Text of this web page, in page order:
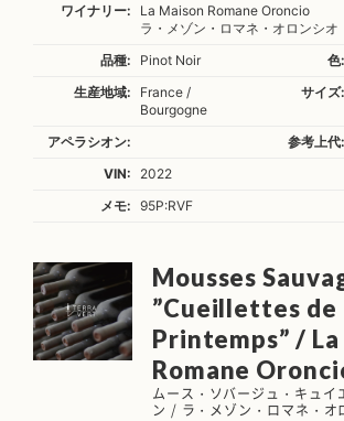
ワイナリー:
La Maison Romane Oroncio
ラ・メゾン・ロマネ・オロンシオ
品種:
Pinot Noir 色:
生産地域:
France /
Bourgogne
サイズ:
アペラシオン: 参考上代:
VIN:
2022
メモ:
95P:RVF
Mousses
”Cueillettes de
Printemps” /
Romane
ムース・ソバージュ・キュイ
ン / ラ・メゾン・ロマネ・オ